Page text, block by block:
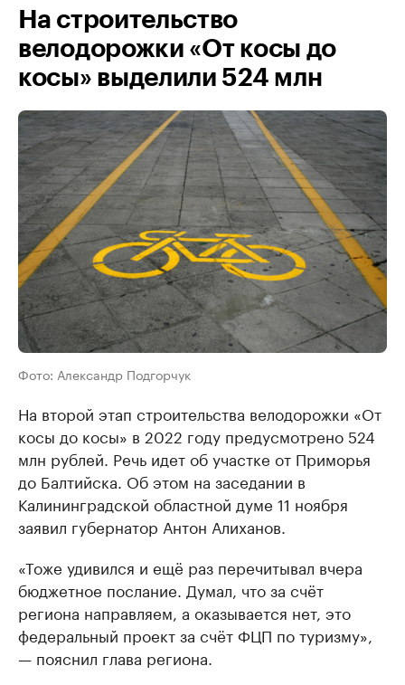
На строительство
велодорожки «От косы до
косы» выделили 524 млн
Фото: Александр Подгорчук
На второй этап строительства велодорожки «От
косы до косы» в 2022 году предусмотрено 524
млн рублей. Речь идет об участке от Приморья
до Балтийска. Об этом на заседании в
Калининградской областной думе 11 ноября
заявил губернатор Антон Алиханов.
«Тоже удивился и ещё раз перечитывал вчера
бюджетное послание. Думал, что за счёт
региона направляем, а оказывается нет, это
федеральный проект за счёт ФЦП по туризму»,
— пояснил глава региона.